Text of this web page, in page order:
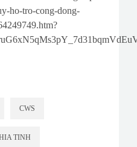
ho-tro-cong-dong-
CWS
TINH